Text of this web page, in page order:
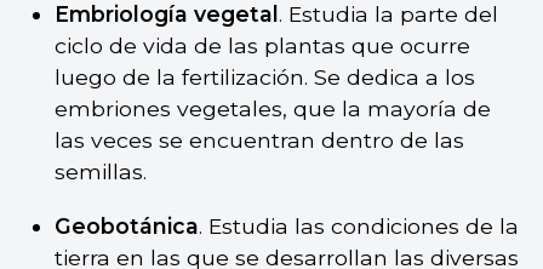
Embriología vegetal . Estudia la parte del
ciclo de vida de las plantas que ocurre
luego de la fertilización. Se dedica a los
embriones vegetales, que la mayoría de
las veces se encuentran dentro de las
semillas.
Geobotánica. Estudia las condiciones de la
tierra en las que se desarrollan las diversas